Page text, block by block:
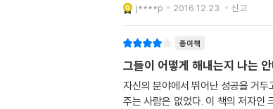
j****p 2016.12.23. 신고
종이책
그들이 어떻게 해내는지 나는
자신의 분야에서 뛰어난 성공을 거
주는 사람은 없었다. 이 책의 저자인